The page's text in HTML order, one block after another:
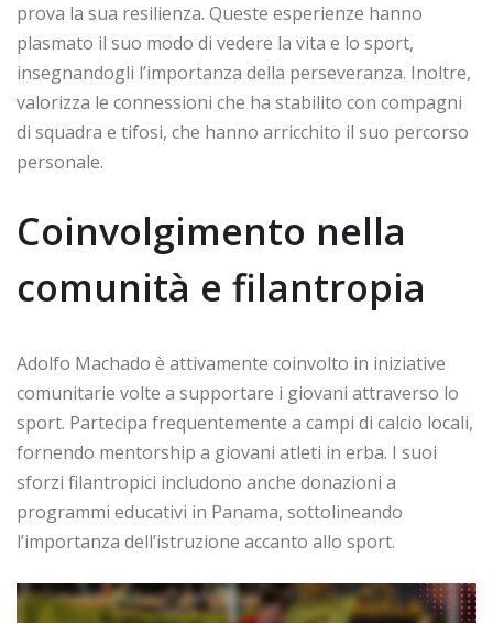
prova la sua resilienza. Queste esperienze hanno
plasmato il suo modo di vedere la vita e lo sport,
insegnandogli l’importanza della perseveranza. Inoltre,
valorizza le connessioni che ha stabilito con compagni
di squadra e tifosi, che hanno arricchito il suo percorso
personale.
Coinvolgimento nella
comunità e filantropia
Adolfo Machado è attivamente coinvolto in iniziative
comunitarie volte a supportare i giovani attraverso lo
sport. Partecipa frequentemente a campi di calcio locali,
fornendo mentorship a giovani atleti in erba. I suoi
sforzi filantropici includono anche donazioni a
programmi educativi in Panama, sottolineando
l’importanza dell’istruzione accanto allo sport.